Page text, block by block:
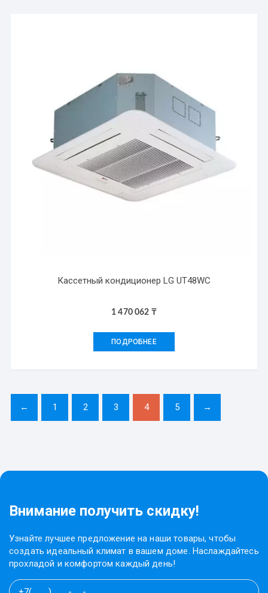
Кассетный кондиционер LG UT48WC
1 470 062 ₸
ПОДРОБНЕЕ
← 1 2 3 4 5 →
Внимание получить скидку!
Узнайте лучшее предложение на наши товары, чтобы
создать идеальный климат в вашем доме. Наслаждайтесь
прохладой и комфортом каждый день!